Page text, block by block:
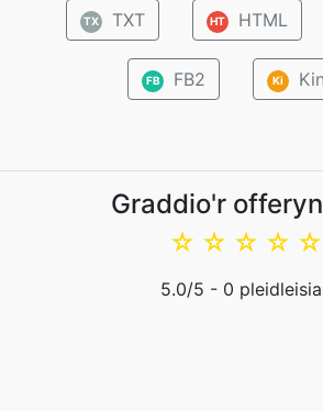
TX TXT HT HTML
FB FB2 Ki
Graddio'r
☆
☆
☆
☆
☆
5.0/5 - 0